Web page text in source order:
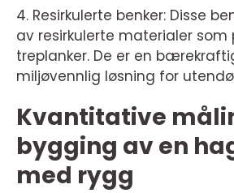
4. Resirkulerte benker: Disse
av resirkulerte materialer som
treplanker. De er en
miljøvennlig løsning for
Kvantitative
bygging av en
med rygg